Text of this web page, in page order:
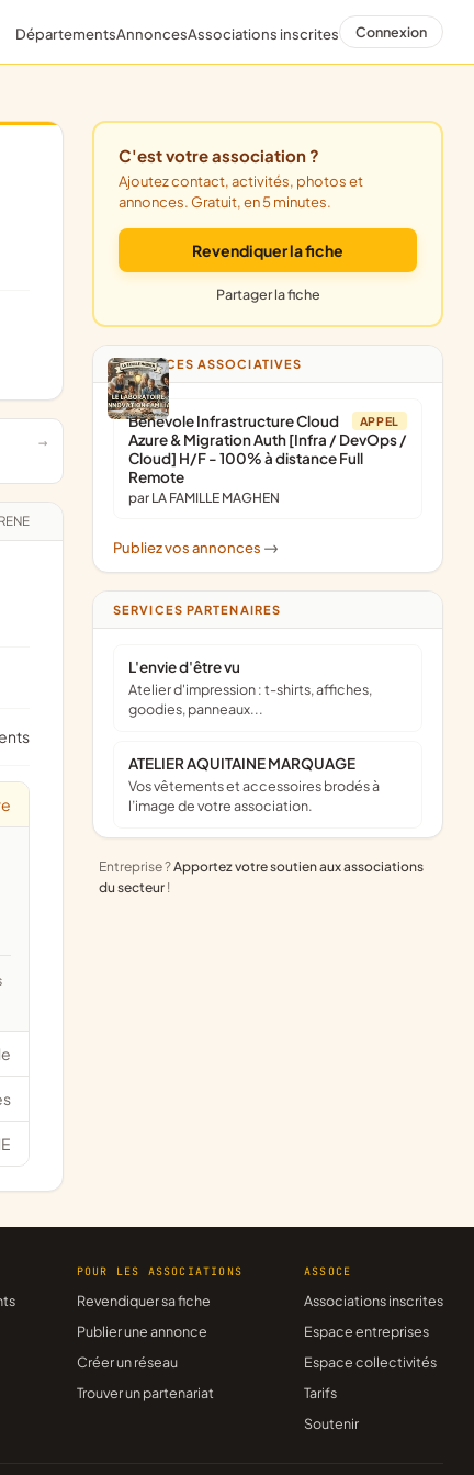
DépartementsAnnoncesAssociations inscrites Connexion
C'est votre association ?
Ajoutez contact, activités, photos et
annonces. Gratuit, en 5 minutes.
Revendiquer la fiche
Partager la fiche
ANNONCES ASSOCIATIVES
APPEL
Bénévole Infrastructure Cloud
Azure & Migration Auth [Infra / DevOps /
Cloud] H/F - 100% à distance Full
Remote
par LA FAMILLE MAGHEN
Publiez vos annonces ->
SERVICES PARTENAIRES
L'envie d'être vu
Atelier d'impression : t-shirts, affiches,
goodies, panneaux...
ATELIER AQUITAINE MARQUAGE
Vos vêtements et accessoires brodés à
l’image de votre association.
Entreprise ?Apportez votre soutien aux associations
du secteur !
POUR LES ASSOCIATIONS
Revendiquer sa fiche
Publier une annonce
Créer un réseau
Trouver un partenariat
ASSOCE
Associations inscrites
Espace entreprises
Espace collectivités
Tarifs
Soutenir